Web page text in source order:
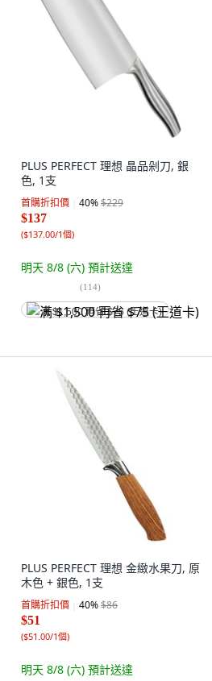
PLUS PERFECT 理想 晶品剁刀, 銀
色, 1支
首購折扣價 40%$229
$137
($137.00/1個)
明天 8/8 (六) 預計送達
(114)
满 $1,500 再省 $75 (王道卡)
PLUS PERFECT 理想 金緻水果刀, 原
木色 + 銀色, 1支
首購折扣價 40%$86
$51
($51.00/1個)
明天 8/8 (六) 預計送達